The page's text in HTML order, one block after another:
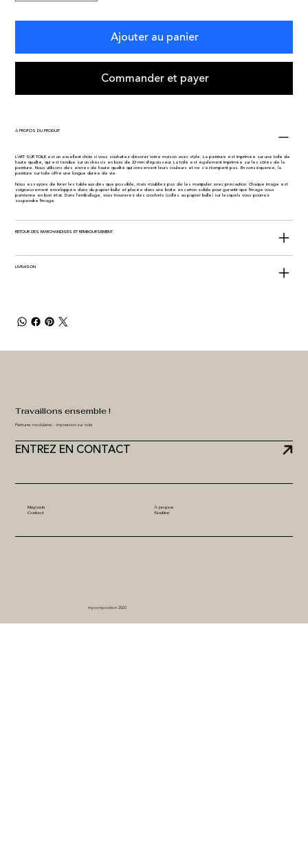
Ajouter au panier
Commander et payer
À PROPOS DU PRODUIT
L'ART SUR TOILE est un excellent choix si vous souhaitez décorer votre maison avec style. La peinture est imprimée sur une toile de
haute qualité, qui est tendue sur un châssis en bois de 22 mm d'épaisseur. La toile est également imprimée sur les côtés de la
peinture. Nous utilisons des encres de haute qualité qui conservent leurs couleurs et ne s'estompent pas. En conséquence, la
peinture sur toile offre une longue durée de vie.
Nous essayons de livrer les tableaux dès que possible, mais n'oubliez pas de les manipuler avec précaution. Chaque image est
soigneusement enveloppée dans du papier bulle et placée dans une boîte en carton solide pour garantir que l'image vous
parvienne en bon état. Dans l'emballage, vous trouverez des crochets (collés au papier bulle) sur lesquels vous pourrez
suspendre l'image.
RETOUR DES MARCHANDISES ET REMBOURSEMENT
LIVRAISON
ENTREZ EN CONTACT
Peintures modulaires - impression sur toile
Travaillons ensemble !
Magasin
À propos
Contact
Soutien
mycomposition 2023